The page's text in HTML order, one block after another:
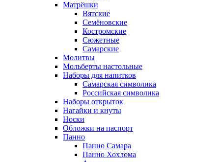
Матрёшки
Вятские
Семёновские
Костромские
Сюжетные
Самарские
Молитвы
Мольберты настольные
Наборы для напитков
Самарская символика
Российская символика
Наборы открыток
Нагайки и кнуты
Носки
Обложки на паспорт
Панно
Панно Самара
Панно Хохлома